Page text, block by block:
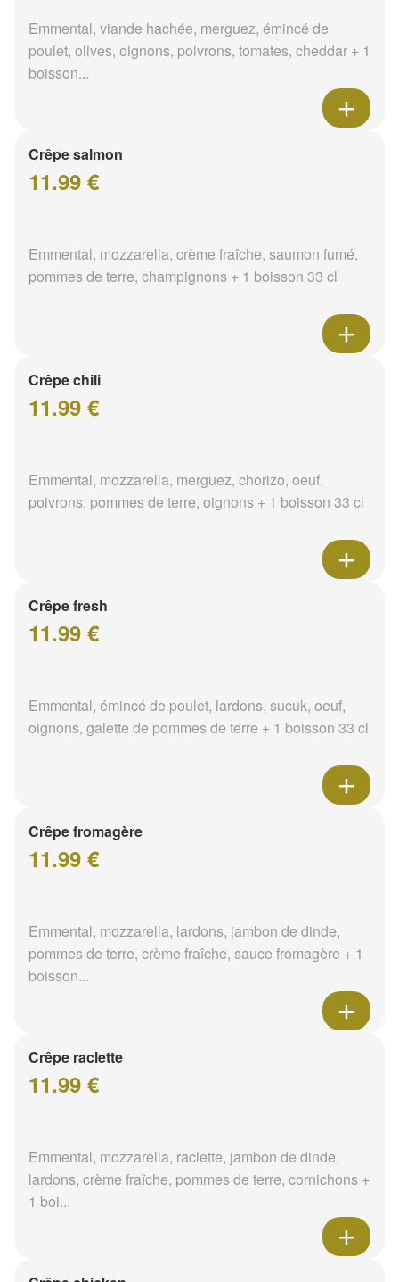
Emmental, viande hachée, merguez, émincé de
poulet, olives, oignons, poivrons, tomates, cheddar + 1
boisson...
Crêpe salmon
11.99 €
Emmental, mozzarella, crème fraîche, saumon fumé,
pommes de terre, champignons + 1 boisson 33 cl
Crêpe chili
11.99 €
Emmental, mozzarella, merguez, chorizo, oeuf,
poivrons, pommes de terre, oignons + 1 boisson 33 cl
Crêpe fresh
11.99 €
Emmental, émincé de poulet, lardons, sucuk, oeuf,
oignons, galette de pommes de terre + 1 boisson 33 cl
Crêpe fromagère
11.99 €
Emmental, mozzarella, lardons, jambon de dinde,
pommes de terre, crème fraîche, sauce fromagère + 1
boisson...
Crêpe raclette
11.99 €
Emmental, mozzarella, raclette, jambon de dinde,
lardons, crème fraîche, pommes de terre, cornichons +
1 boi...